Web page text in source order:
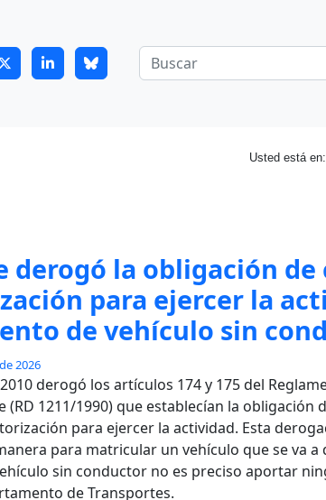
Usted está en:
derogó la obligación
para ejercer la
de vehículo sin
2026
derogó los artículos 174 y 175 del
(RD 1211/1990) que establecían la obligación
para ejercer la actividad. Esta
para matricular un vehículo que se va a
sin conductor no es preciso aportar
de Transportes.